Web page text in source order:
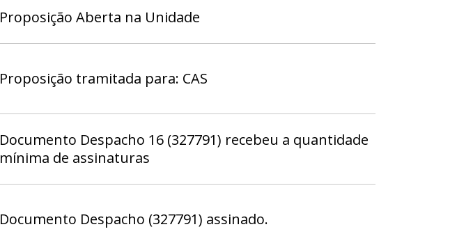
Proposição Aberta na Unidade
Proposição tramitada para: CAS
Documento Despacho 16 (327791) recebeu a quantidade
mínima de assinaturas
Documento Despacho (327791) assinado.